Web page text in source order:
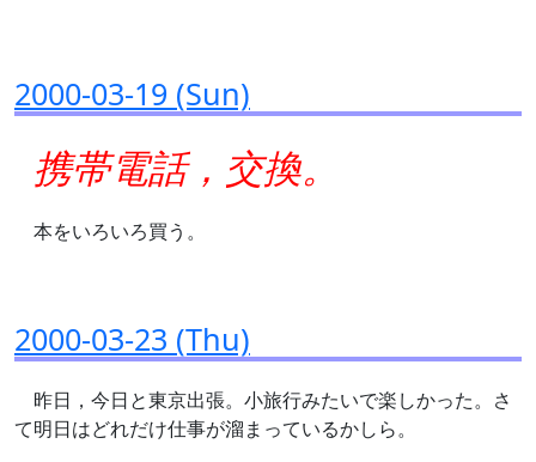
2000-03-19 (Sun)
携帯電話，交換。
本をいろいろ買う。
2000-03-23 (Thu)
昨日，今日と東京出張。小旅行みたいで楽しかった。さ
て明日はどれだけ仕事が溜まっているかしら。